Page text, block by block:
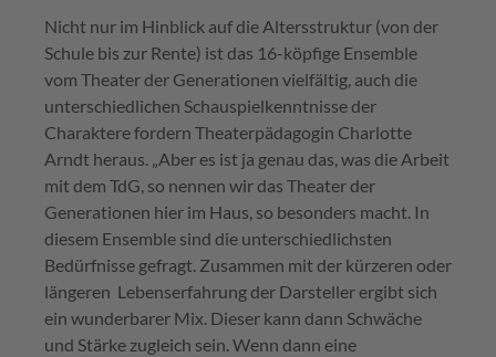
Nicht nur im Hinblick auf die Altersstruktur (von der
Schule bis zur Rente) ist das 16-köpfige Ensemble
vom Theater der Generationen vielfältig, auch die
unterschiedlichen Schauspielkenntnisse der
Charaktere fordern Theaterpädagogin Charlotte
Arndt heraus. „Aber es ist ja genau das, was die Arbeit
mit dem TdG, so nennen wir das Theater der
Generationen hier im Haus, so besonders macht. In
diesem Ensemble sind die unterschiedlichsten
Bedürfnisse gefragt. Zusammen mit der kürzeren oder
längeren Lebenserfahrung der Darsteller ergibt sich
ein wunderbarer Mix. Dieser kann dann Schwäche
und Stärke zugleich sein. Wenn dann eine